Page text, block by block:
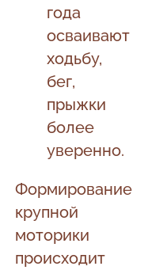
года
осваивают
ходьбу,
бег,
прыжки
более
уверенно.
Формирование
крупной
моторики
происходит